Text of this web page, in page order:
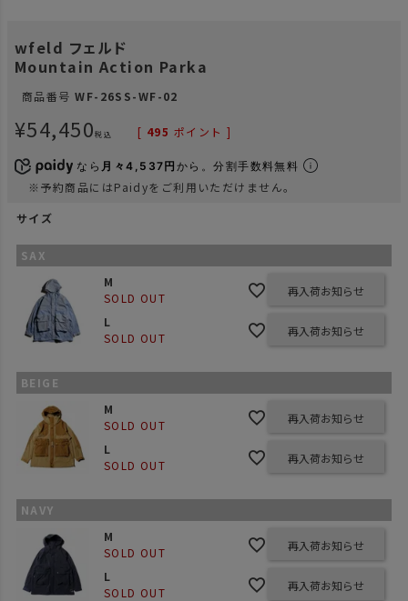
wfeld フェルド
Mountain Action Parka
商品番号 WF-26SS-WF-02
¥54,450税込 [ 495 ポイント ]
なら 月々4,537円 から。分割手数料無料
※予約商品にはPaidyをご利用いただけません。
サイズ
SAX
M
SOLD OUT
再入荷お知らせ
L
SOLD OUT
再入荷お知らせ
BEIGE
M
SOLD OUT
再入荷お知らせ
L
SOLD OUT
再入荷お知らせ
NAVY
M
SOLD OUT
再入荷お知らせ
L
SOLD OUT
再入荷お知らせ